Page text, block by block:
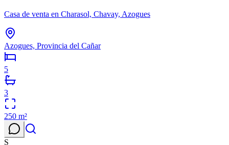
Casa de venta en Charasol, Chavay, Azogues
Azogues, Provincia del Cañar
5
3
250 m²
S